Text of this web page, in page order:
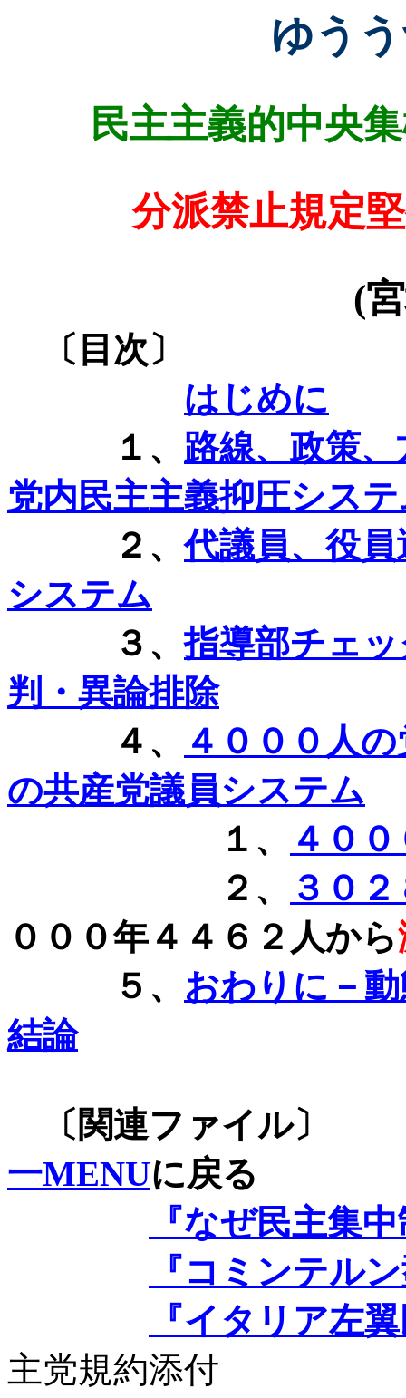
ゆう
民主主義的中央
分派禁止規定
(
〔目次〕
はじめに
１、 路線、政策
党内民主主義抑圧シス
２、代議員、役
システム
３、指導部チェ
判・異論排除
４、
４０００人
の共産党議員システム
１、
４０
２、
３０
０００年４４６２人から
５、 おわりに－
結論
〔関連
一MENUに戻る
『なぜ民主集
『コミンテル
『イタリア左
主党規約添付